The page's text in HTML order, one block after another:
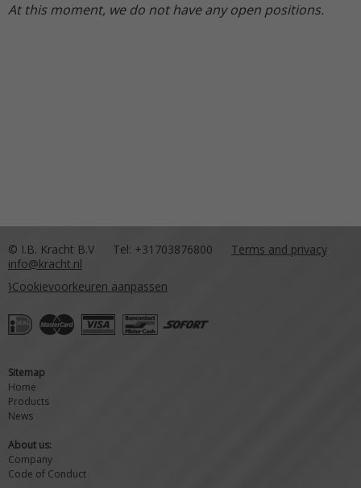
At this moment, we do not have any open positions.
© I.B. Kracht B.V
info@kracht.nl
Tel: +31703876800 Terms and privacy
}Cookievoorkeuren aanpassen
Sitemap
Home
Products
News
About us:
Company
Code of Conduct